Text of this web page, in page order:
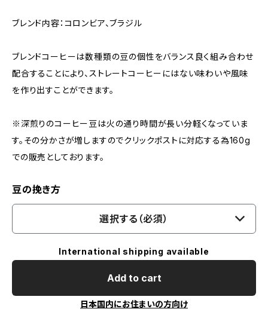
ブレンド内容：コロンビア、ブラジル
ブレンドコーヒーは数種類の豆の個性をバランス良く組み合わせ
配合することにより、ストレートコーヒーにはない味わいや風味
を作り出すことができます。
※深煎りのコーヒー豆は火の通り時間が長い分軽くなっていま
す。その分かさが増しますのでクリックポストに対応する為160g
での販売としております。
豆の挽き方
選択する（必須）
International shipping available
Add to cart
日本国内にお住まいの方向け